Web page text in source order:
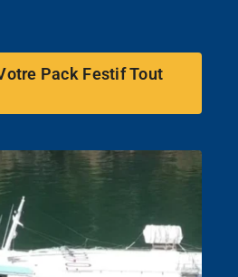
Pack Festif Tout